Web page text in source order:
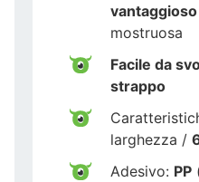
vantaggioso
mostruosa
Facile da
strappo
larghezza /
Adesivo: PP